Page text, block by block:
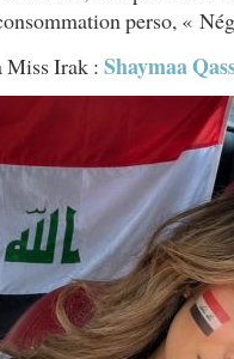
perso, «
Miss Irak : Shaymaa